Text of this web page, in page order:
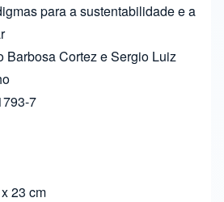
para a sustentabilidade e a
Barbosa Cortez e Sergio Luiz
7
23 cm